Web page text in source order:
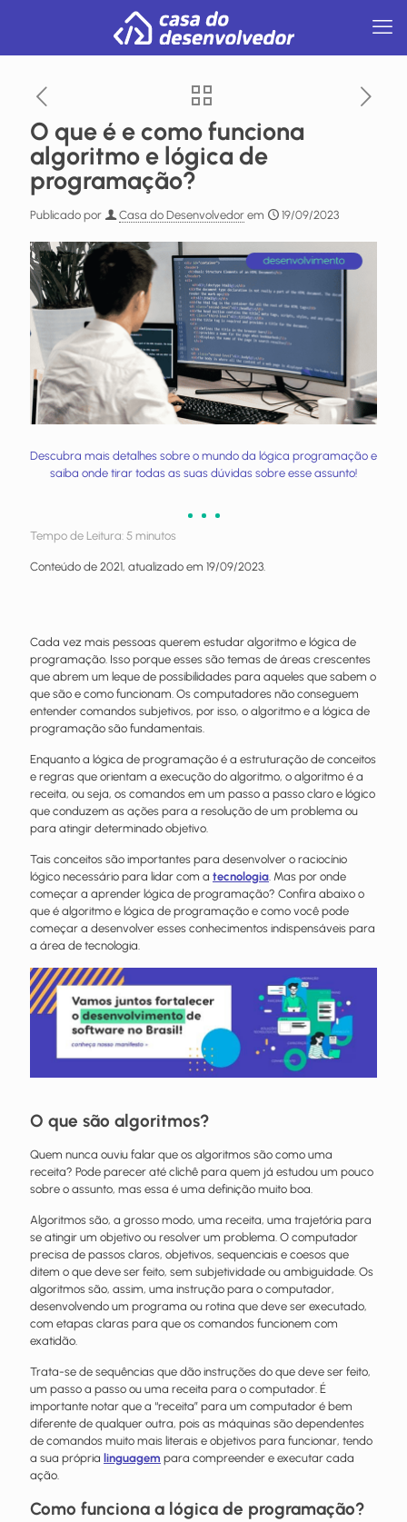
O que é e como funciona
algoritmo e lógica de
programação?
Publicado por Casa do Desenvolvedor em 19/09/2023
Descubra mais detalhes sobre o mundo da lógica programação e
saiba onde tirar todas as suas dúvidas sobre esse assunto!
Tempo de Leitura: 5 minutos
Conteúdo de 2021, atualizado em 19/09/2023.
Cada vez mais pessoas querem estudar algoritmo e lógica de
programação. Isso porque esses são temas de áreas crescentes
que abrem um leque de possibilidades para aqueles que sabem o
que são e como funcionam. Os computadores não conseguem
entender comandos subjetivos, por isso, o algoritmo e a lógica de
programação são fundamentais.
Enquanto a lógica de programação é a estruturação de conceitos
e regras que orientam a execução do algoritmo, o algoritmo é a
receita, ou seja, os comandos em um passo a passo claro e lógico
que conduzem as ações para a resolução de um problema ou
para atingir determinado objetivo.
Tais conceitos são importantes para desenvolver o raciocínio
lógico necessário para lidar com a tecnologia . Mas por onde
começar a aprender lógica de programação? Confira abaixo o
que é algoritmo e lógica de programação e como você pode
começar a desenvolver esses conhecimentos indispensáveis para
a área de tecnologia.
O que são algoritmos?
Quem nunca ouviu falar que os algoritmos são como uma
receita? Pode parecer até clichê para quem já estudou um pouco
sobre o assunto, mas essa é uma definição muito boa.
Algoritmos são, a grosso modo, uma receita, uma trajetória para
se atingir um objetivo ou resolver um problema. O computador
precisa de passos claros, objetivos, sequenciais e coesos que
ditem o que deve ser feito, sem subjetividade ou ambiguidade. Os
algoritmos são, assim, uma instrução para o computador,
desenvolvendo um programa ou rotina que deve ser executado,
com etapas claras para que os comandos funcionem com
exatidão.
Trata-se de sequências que dão instruções do que deve ser feito,
um passo a passo ou uma receita para o computador. É
importante notar que a “receita” para um computador é bem
diferente de qualquer outra, pois as máquinas são dependentes
de comandos muito mais literais e objetivos para funcionar, tendo
a sua própria linguagem para compreender e executar cada
ação.
Como funciona a lógica de programação?